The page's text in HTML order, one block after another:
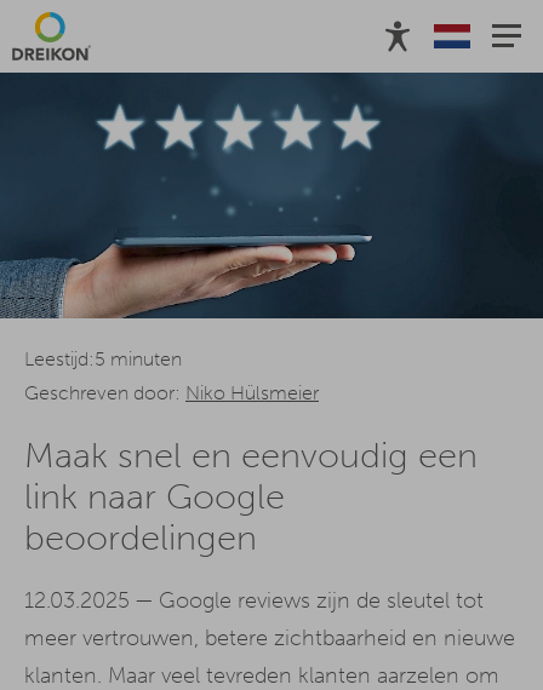
Leestijd:5 minuten
Geschreven door: Niko Hülsmeier
Maak snel en eenvoudig een
link naar Google
beoordelingen
12.03.2025 — Google reviews zijn de sleutel tot
meer vertrouwen, betere zichtbaarheid en nieuwe
klanten. Maar veel tevreden klanten aarzelen om